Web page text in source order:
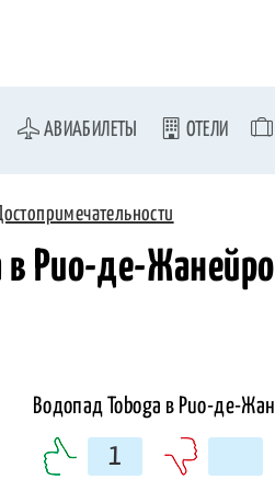
АВИАБИЛЕТЫ ОТЕЛИ
в Рио-де-Жанейро
1